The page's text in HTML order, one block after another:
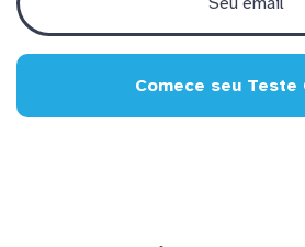
Comece seu Teste